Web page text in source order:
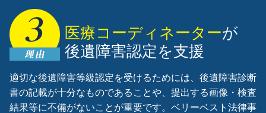
医療コーディネーターが
後遺障害認定を支援
適切な後遺障害等級認定を受けるためには、後遺障害診断
書の記載が十分なものであることや、提出する画像・検査
結果等に不備がないことが重要です。ベリーベスト法律事